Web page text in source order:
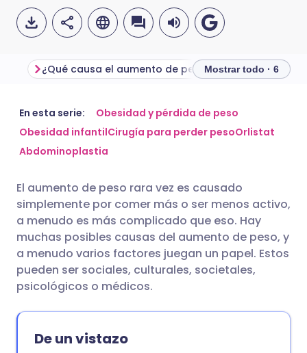
Compartir por correo
electrónico
Compartir en LinkedIn
Compartir en X
Compartir vía WhatsApp
Copiar enlace
🇬🇧 English 🇩🇪 Deutsch
🇪🇸 Español
🇮🇹 Italiano 🇵🇹
🇮🇳 हिन्दी 🇮🇱 עברית
🇸🇦 عربي 🇸🇪 Svenska
¿Qué causa el aumento de peso? Mostrar todo · 6
En esta serie:
Obesidad y pérdida de peso
Obesidad infantilCirugía para perder pesoOrlistat
Abdominoplastia
El aumento de peso rara vez es causado
simplemente por comer más o ser menos activo,
a menudo es más complicado que eso. Hay
muchas posibles causas del aumento de peso, y
a menudo varios factores juegan un papel. Estos
pueden ser sociales, culturales, societales,
psicológicos o médicos.
De un vistazo